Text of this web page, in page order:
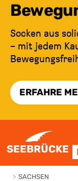
Socken aus
– mit jedem
ERFAHRE
SEEBRÜCKE
> SACHSEN